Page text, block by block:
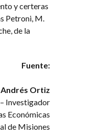
y certeras
Petroni, M.
de la
Fuente:
Andrés Ortiz
Investigador
Económicas
de Misiones